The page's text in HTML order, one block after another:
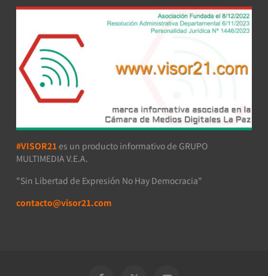
#VISOR21 es un producto informativo de GRUPO
MULTIMEDIA V.E.A.
"Sin Libertad de Expresión No Hay Democracia"
contacto@visor21.com